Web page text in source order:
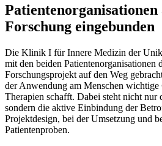
Forschung eingebunden
Die Klinik I für Innere Medizin der
mit den beiden Patientenorganisationen
Forschungsprojekt auf den Weg
der Anwendung am Menschen
Therapien schafft. Dabei steht nicht nur
sondern die aktive Einbindung der
Projektdesign, bei der Umsetzung und
Patientenproben.